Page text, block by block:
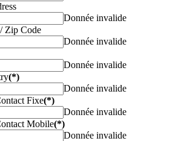
Donnée invalide
Zip Code
Donnée invalide
Donnée invalide
(*)
Donnée invalide
Fixe(*)
Donnée invalide
Mobile(*)
Donnée invalide